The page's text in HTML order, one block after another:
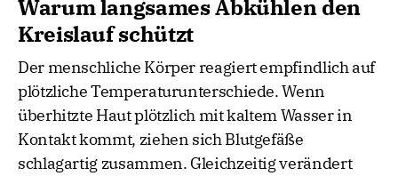
Warum langsames Abkühlen den
Kreislauf schützt
Der menschliche Körper reagiert empfindlich auf
plötzliche Temperaturunterschiede. Wenn
überhitzte Haut plötzlich mit kaltem Wasser in
Kontakt kommt, ziehen sich Blutgefäße
schlagartig zusammen. Gleichzeitig verändert